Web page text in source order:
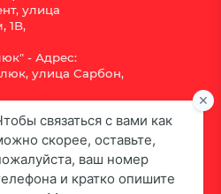
улица
1B,
- Адрес:
улица Сарбон,
- Адрес:
Шота Руставели
до 18:00,